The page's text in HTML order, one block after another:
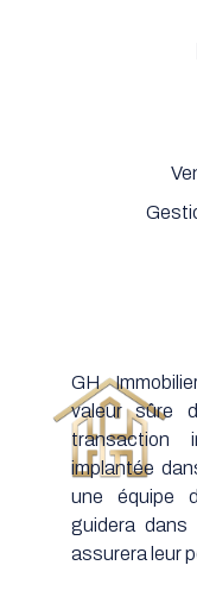
GH
valeur sûre
transaction
implantée
une équipe
guidera
assurera leur